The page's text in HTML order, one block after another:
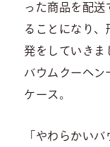
った商品を配
ることになり、
発をしていきま
バウムクーヘン
ケース。
「やわらかい